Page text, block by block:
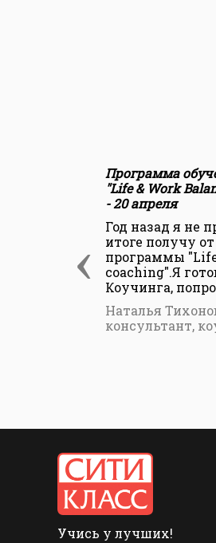
‹
Программа
"Life & Work
- 20 апреля
Год назад я не
итоге получу
программы
coaching".Я
Коучинга,
Наталья
консультант,
Учись у лучших!